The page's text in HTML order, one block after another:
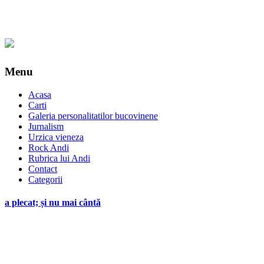
Menu
Acasa
Carti
Galeria personalitatilor bucovinene
Jurnalism
Urzica vieneza
Rock Andi
Rubrica lui Andi
Contact
Categorii
a plecat; și nu mai cântă